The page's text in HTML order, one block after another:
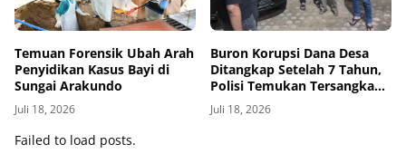
Temuan Forensik Ubah Arah
Penyidikan Kasus Bayi di
Sungai Arakundo
Juli 18, 2026
Buron Korupsi Dana Desa
Ditangkap Setelah 7 Tahun,
Polisi Temukan Tersangka
Bersembunyi sebagai Petani
Kopi
Juli 18, 2026
Failed to load posts.